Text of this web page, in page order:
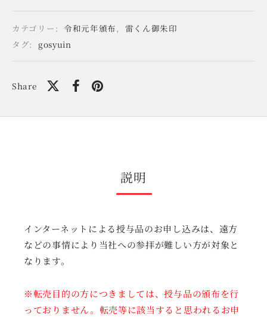
カテゴリー: 令和元年頒布, 雷くん御朱印
タグ:
gosyuin
Share
説明
インターネットによる授与品のお申し込みは、遠方
などの事情により当社への参拝が難しい方が対象と
なります。
※転売目的の方につきましては、授与品の頒布を行
っておりません。転売等に該当すると思われるお申